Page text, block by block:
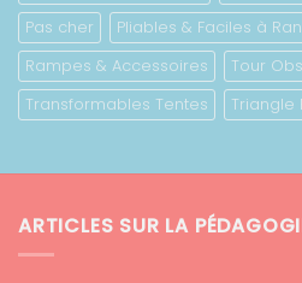
Pas cher
Pliables & Faciles à
Rampes & Accessoires
Tour
Transformables Tentes
Triangle
ARTICLES SUR LA